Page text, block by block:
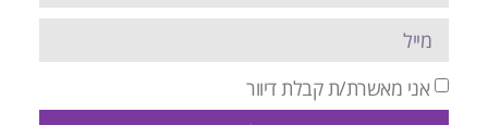
אני מאשרת/ת קבלת דיוור